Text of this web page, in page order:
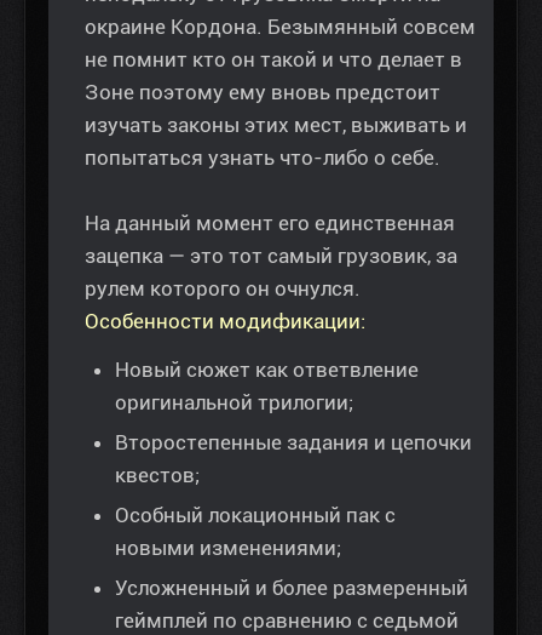
окраине Кордона. Безымянный совсем
не помнит кто он такой и что делает в
Зоне поэтому ему вновь предстоит
изучать законы этих мест, выживать и
попытаться узнать что-либо о себе.
На данный момент его единственная
зацепка — это тот самый грузовик, за
рулем которого он очнулся.
Особенности модификации:
Новый сюжет как ответвление
оригинальной трилогии;
Второстепенные задания и цепочки
квестов;
Особный локационный пак с
новыми изменениями;
Усложненный и более размеренный
геймплей по сравнению с седьмой